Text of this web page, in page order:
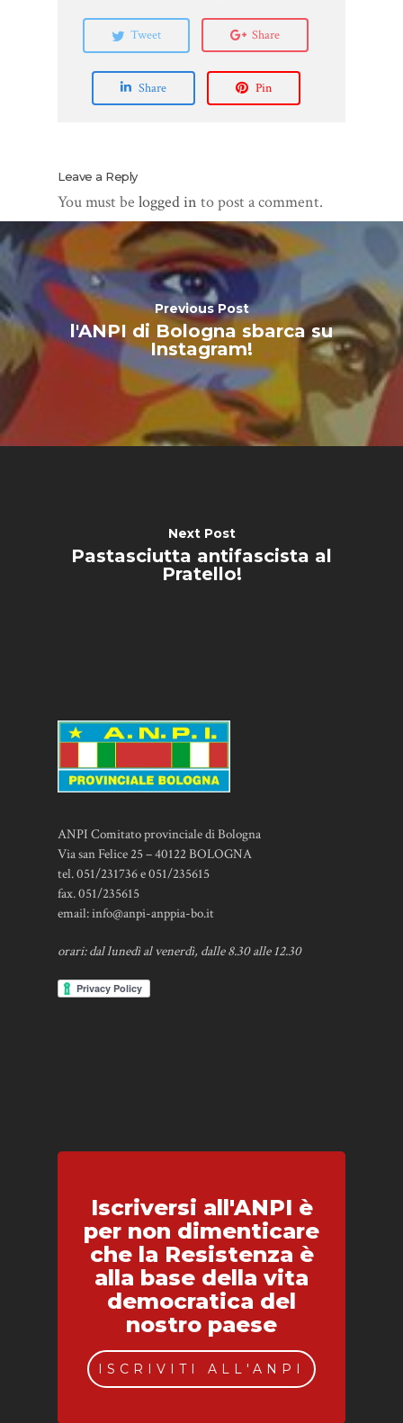
Tweet Share
Share Pin
Leave a Reply
You must be logged in to post a comment.
Previous Post
l'ANPI di Bologna sbarca su
Instagram!
Next Post
Pastasciutta antifascista al
Pratello!
ANPI Comitato provinciale di Bologna
Via san Felice 25 – 40122 BOLOGNA
tel. 051/231736 e 051/235615
fax. 051/235615
email:info@anpi-anppia-bo.it
orari: dal lunedì al venerdì, dalle 8.30 alle 12.30
Iscriversi all'ANPI è
per non dimenticare
che la Resistenza è
alla base della vita
democratica del
nostro paese
ISCRIVITI ALL'ANPI